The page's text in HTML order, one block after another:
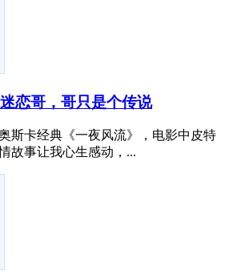
恋哥，哥只是个传说
斯卡经典《一夜风流》，电影中皮特
故事让我心生感动，...